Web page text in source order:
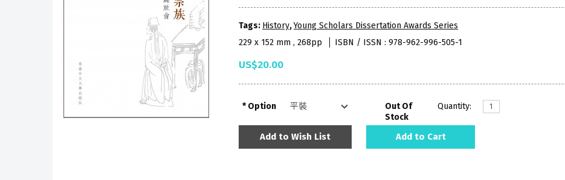
Tags: History,Young Scholars Dissertation Awards Series
229 x 152 mm , 268pp
ISBN / ISSN : 978-962-996-505-1
US$20.00
Option
Out Of
Stock
Quantity:
Add to Wish List Add to Cart